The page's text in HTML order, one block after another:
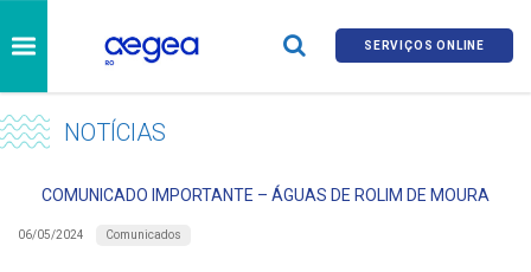
SERVIÇOS ONLINE
NOTÍCIAS
COMUNICADO IMPORTANTE – ÁGUAS DE ROLIM DE MOURA
06/05/2024 Comunicados